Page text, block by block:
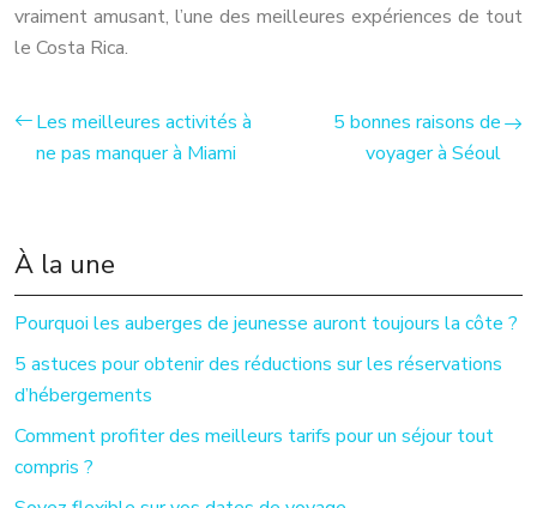
vraiment amusant, l’une des meilleures expériences de tout
le Costa Rica.
Les meilleures activités à
ne pas manquer à Miami
5 bonnes raisons de
voyager à Séoul
À la une
Pourquoi les auberges de jeunesse auront toujours la côte ?
5 astuces pour obtenir des réductions sur les réservations
d’hébergements
Comment profiter des meilleurs tarifs pour un séjour tout
compris ?